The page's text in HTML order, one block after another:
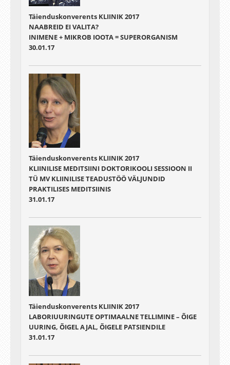
Täienduskonverents KLIINIK 2017
NAABREID EI VALITA?
INIMENE + MIKROB IOOTA = SUPERORGANISM
30.01.17
Täienduskonverents KLIINIK 2017
KLIINILISE MEDITSIINI DOKTORIKOOLI SESSIOON II
TÜ MV KLIINILISE TEADUSTÖÖ VÄLJUNDID
PRAKTILISES MEDITSIINIS
31.01.17
Täienduskonverents KLIINIK 2017
LABORIUURINGUTE OPTIMAALNE TELLIMINE – ÕIGE
UURING, ÕIGEL AJAL, ÕIGELE PATSIENDILE
31.01.17